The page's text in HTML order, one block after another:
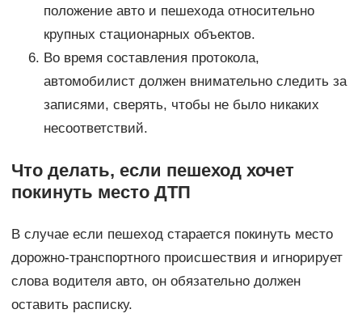
положение авто и пешехода относительно
крупных стационарных объектов.
Во время составления протокола,
автомобилист должен внимательно следить за
записями, сверять, чтобы не было никаких
несоответствий.
Что делать, если пешеход хочет
покинуть место ДТП
В случае если пешеход старается покинуть место
дорожно-транспортного происшествия и игнорирует
слова водителя авто, он обязательно должен
оставить расписку.